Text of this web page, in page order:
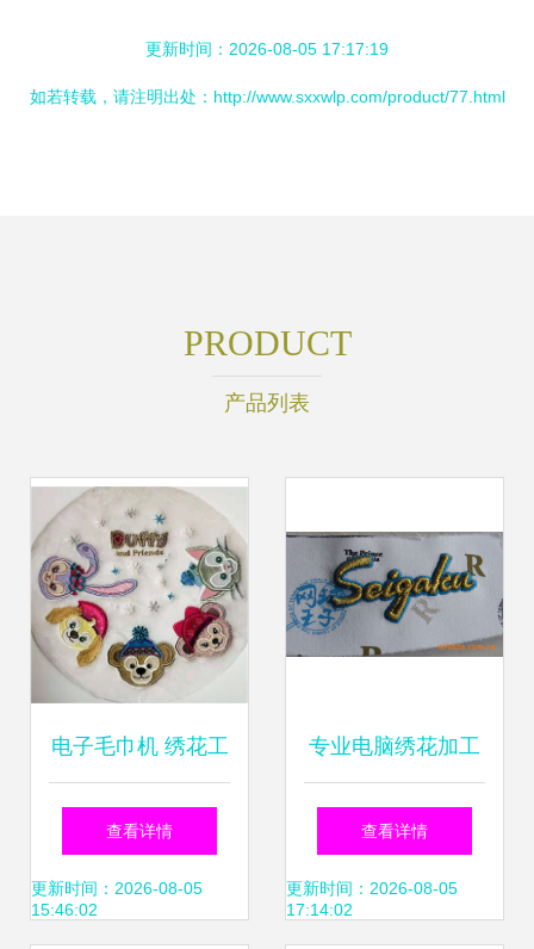
更新时间：2026-08-05 17:17:19
如若转载，请注明出处：http://www.sxxwlp.com/product/77.html
PRODUCT
产品列表
电子毛巾机 绣花工
艺的智能演绎',
查看详情
更新时间：2026-08-05
15:46:02
专业电脑绣花加工
从松江绣花厂看立
体刺绣的工艺之美
查看详情
更新时间：2026-08-05
17:14:02